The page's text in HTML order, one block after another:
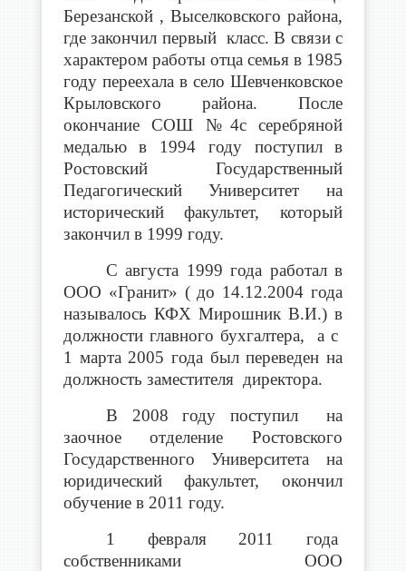
Березанской , Выселковского района,
где закончил первый класс. В связи с
характером работы отца семья в 1985
году переехала в село Шевченковское
Крыловского района. После
окончание СОШ №4с серебряной
медалью в 1994 году поступил в
Ростовский Государственный
Педагогический Университет на
исторический факультет, который
закончил в 1999 году.
С августа 1999 года работал в
ООО «Гранит» ( до 14.12.2004 года
называлось КФХ Мирошник В.И.) в
должности главного бухгалтера, а с
1 марта 2005 года был переведен на
должность заместителя директора.
В 2008 году поступил на
заочное отделение Ростовского
Государственного Университета на
юридический факультет, окончил
обучение в 2011 году.
1 февраля 2011 года
собственниками ООО